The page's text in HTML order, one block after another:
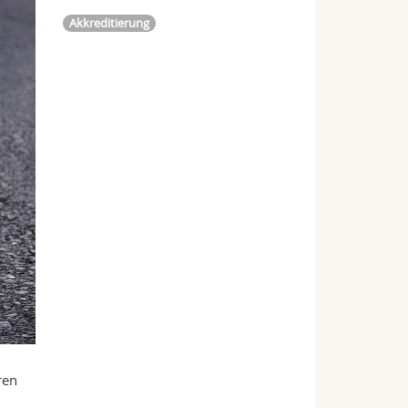
Akkreditierung